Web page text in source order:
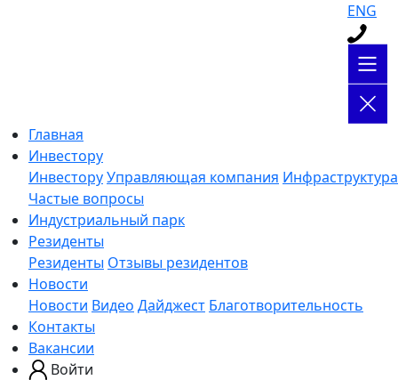
ENG
Главная
Инвестору
ИнвесторуУправляющая компания Инфраструктура
Частые вопросы
Индустриальный парк
Резиденты
Резиденты Отзывы резидентов
Новости
Новости Видео Дайджест Благотворительность
Контакты
Вакансии
Войти